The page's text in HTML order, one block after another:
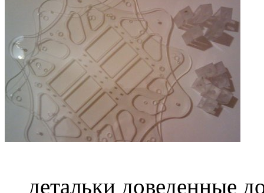
детальки доведенные